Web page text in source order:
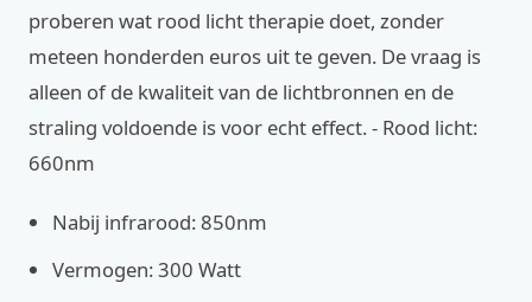
proberen wat rood licht therapie doet, zonder
meteen honderden euros uit te geven. De vraag is
alleen of de kwaliteit van de lichtbronnen en de
straling voldoende is voor echt effect. - Rood licht:
660nm
Nabij infrarood: 850nm
Vermogen: 300 Watt